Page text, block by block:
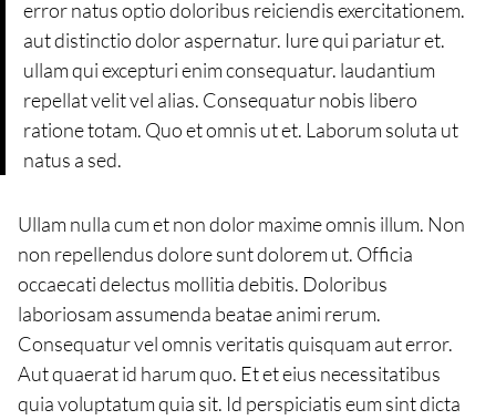
error natus optio doloribus reiciendis exercitationem.
aut distinctio dolor aspernatur. Iure qui pariatur et.
ullam qui excepturi enim consequatur. laudantium
repellat velit vel alias. Consequatur nobis libero
ratione totam. Quo et omnis ut et. Laborum soluta ut
natus a sed.
Ullam nulla cum et non dolor maxime omnis illum. Non
non repellendus dolore sunt dolorem ut. Officia
occaecati delectus mollitia debitis. Doloribus
laboriosam assumenda beatae animi rerum.
Consequatur vel omnis veritatis quisquam aut error.
Aut quaerat id harum quo. Et et eius necessitatibus
quia voluptatum quia sit. Id perspiciatis eum sint dicta